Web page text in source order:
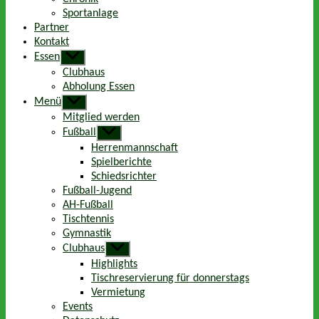
Sportanlage
Partner
Kontakt
Essen
Untermenü
anzeigen
Clubhaus
Abholung Essen
Menü
Untermenü
anzeigen
Mitglied werden
Fußball
Untermenü
anzeigen
Herrenmannschaft
Spielberichte
Schiedsrichter
Fußball-Jugend
AH-Fußball
Tischtennis
Gymnastik
Clubhaus
Untermenü
anzeigen
Highlights
Tischreservierung für donnerstags
Vermietung
Events